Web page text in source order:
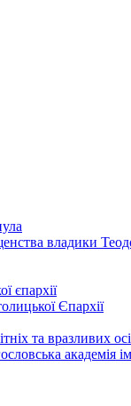
владики
єпархії
Єпархії
та вразливих
академія